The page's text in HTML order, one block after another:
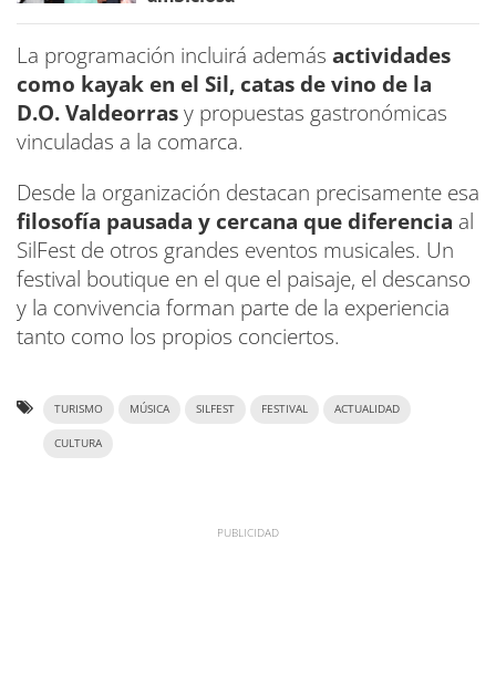
La programación incluirá además actividades
como kayak en el Sil, catas de vino de la
D.O. Valdeorrasy propuestas gastronómicas
vinculadas a la comarca.
Desde la organización destacan precisamente esa
filosofía pausada y cercana que diferencia al
SilFest de otros grandes eventos musicales. Un
festival boutique en el que el paisaje, el descanso
y la convivencia forman parte de la experiencia
tanto como los propios conciertos.
TURISMO MÚSICA SILFEST FESTIVAL ACTUALIDAD
CULTURA